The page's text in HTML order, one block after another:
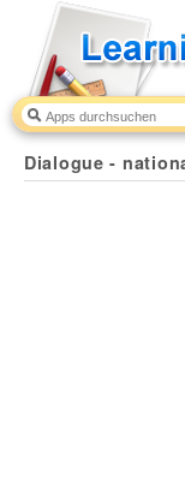
Dialogue -